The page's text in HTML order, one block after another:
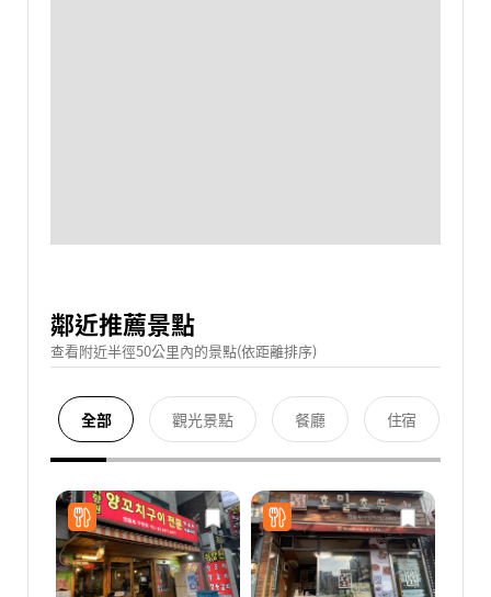
鄰近推薦景點
查看附近半徑50公里內的景點(依距離排序)
全部 觀光景點 餐廳 住宿